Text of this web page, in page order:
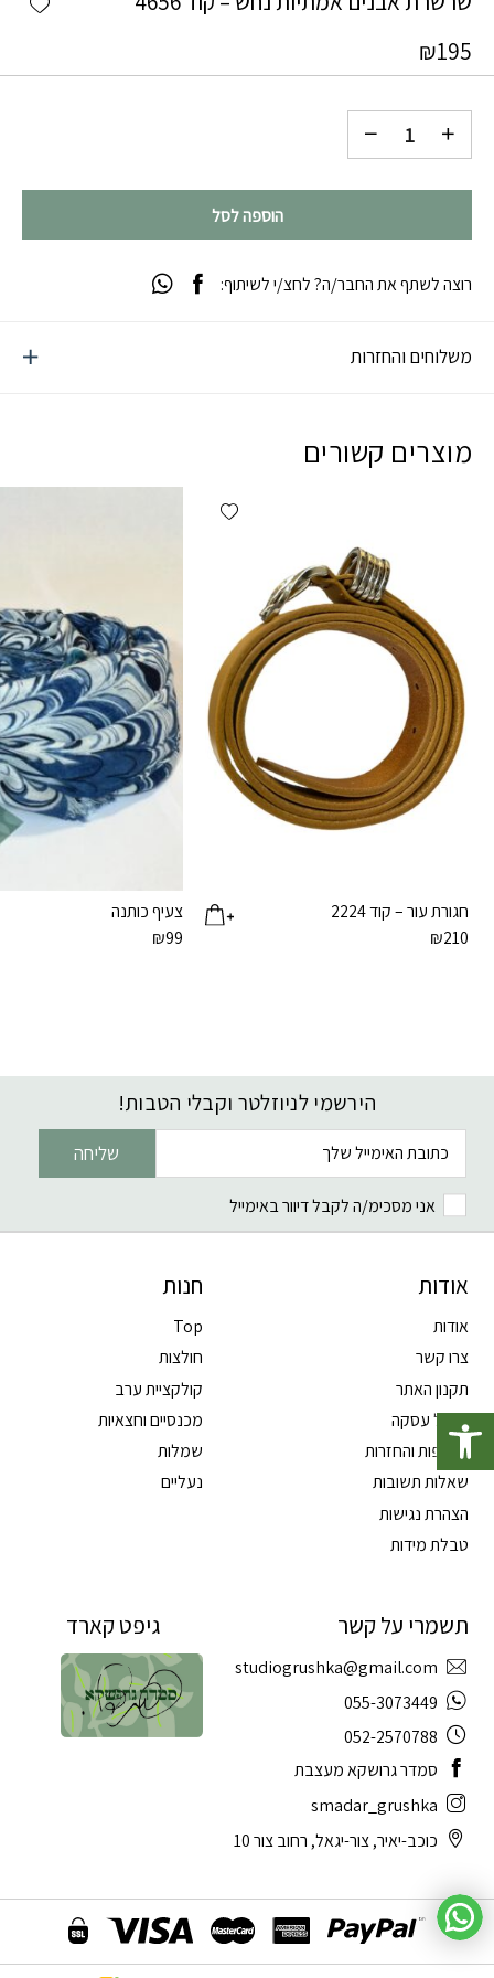
פתח סרגל נגישות
₪195
הוספה לסל
משלוחים והחזרות
רוצה לשתף את החבר/ה? לחצ/י לשיתוף:
מוצרים קשורים
Add wishlist
חגורת עור – קוד 2224
₪210
צעיף כותנה
₪99
הירשמי לניוזלטר וקבלי הטבות!
שליחה
אני מסכימ/ה לקבל דיוור באימייל
אודות
אודות
צרו קשר
תקנון האתר
ביטול עסקה
החלפות והחזרות
שאלות תשובות
הצהרת נגישות
טבלת מידות
חנות
Top
חולצות
קולקציית ערב
מכנסיים וחצאיות
שמלות
נעליים
תשמרי על קשר
studiogrushka@gmail.com
055-3073449
052-2570788
סמדר גרושקא מעצבת
smadar_grushka
כוכב-יאיר, צור-יגאל, רחוב צור 10
גיפט קארד